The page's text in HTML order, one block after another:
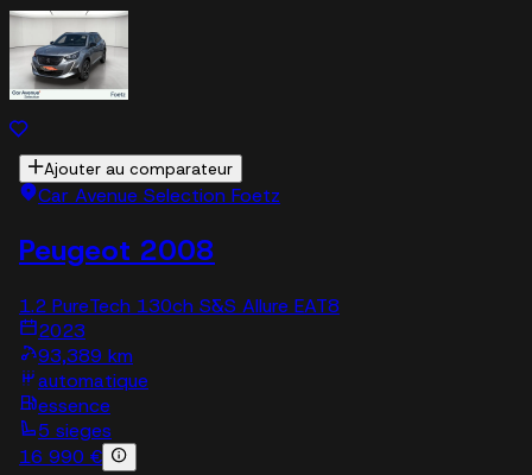
Ajouter au comparateur
Car Avenue Selection Foetz
Peugeot 2008
1.2 PureTech 130ch S&S Allure EAT8
2023
93,389 km
automatique
essence
5 sieges
16 990 €